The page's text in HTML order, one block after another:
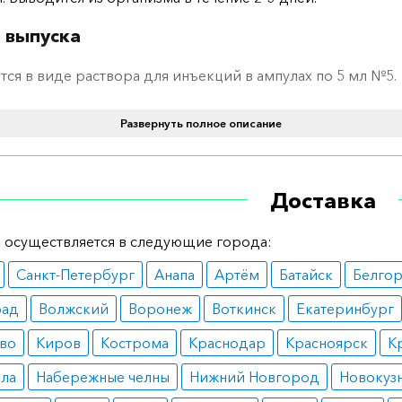
в виде раствора для инъекций в ампулах по 5 мл №5.
и дозировка
для внутримышечного введения из расчета 60 мг на
вводится половинная дозировка, в третий – ¾,
формы лейшманиоза.
почек, печени, сердца;
легкого;
Развернуть полное описание
Доставка
осуществляется в следующие города:
Санкт-Петербург Анапа Артём Батайск
Волжский Воронеж Воткинск Екатеринбург
Киров Кострома Краснодар Красноярск
Набережные челны Нижний Новгород